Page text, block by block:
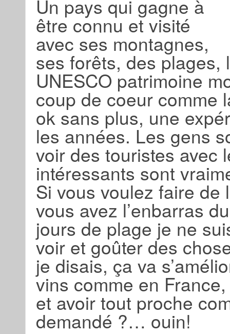
Un pays qui gagne à
être connu et visité
avec ses montagnes,
ses forêts, des plages,
UNESCO patrimoine
coup de coeur comme
ok sans plus, une
les années. Les gens
voir des touristes avec
intéressants sont
Si vous voulez faire
vous avez l’enbarras
jours de plage je ne
voir et goûter des
je disais, ça va
vins comme en
et avoir tout proche
demandé ?… ouin!